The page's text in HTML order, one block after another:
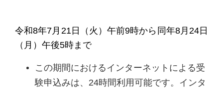
令和8年7月21日（火）午前9時から同年8月24日
（月）午後5時まで
この期間におけるインターネットによる受
験申込みは、24時間利用可能です。インタ